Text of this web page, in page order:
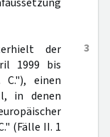
3
der
1999 bis
einen
in denen
(Fälle II. 1